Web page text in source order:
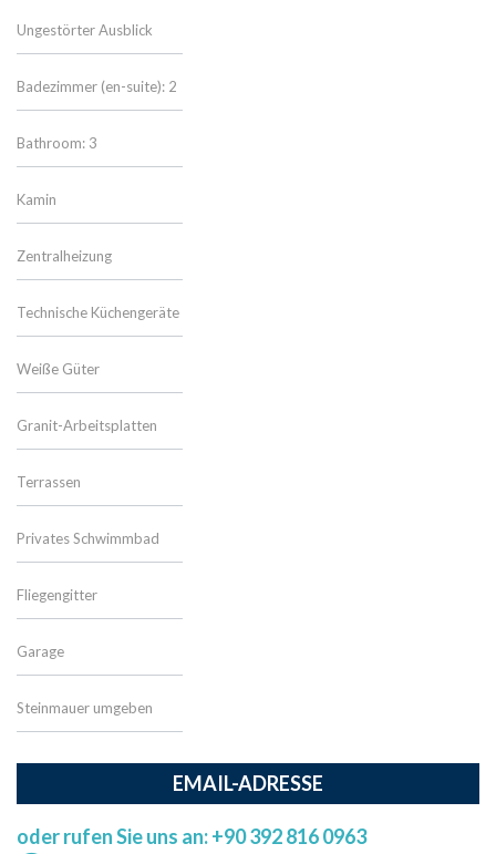
Ungestörter Ausblick
Badezimmer (en-suite): 2
Bathroom: 3
Kamin
Zentralheizung
Technische Küchengeräte
Weiße Güter
Granit-Arbeitsplatten
Terrassen
Privates Schwimmbad
Fliegengitter
Garage
Steinmauer umgeben
EMAIL-ADRESSE
oder rufen Sie uns an: +90 392 816 0963